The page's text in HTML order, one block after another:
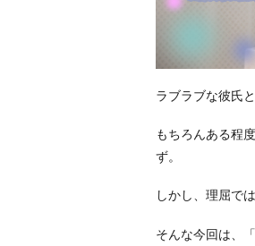
ラブラブな彼氏
もちろんある程
ず。
しかし、理屈で
そんな今回は、